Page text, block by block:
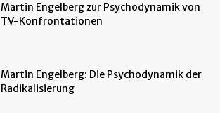
Martin Engelberg zur Psychodynamik von
TV-Konfrontationen
Martin Engelberg: Die Psychodynamik der
Radikalisierung